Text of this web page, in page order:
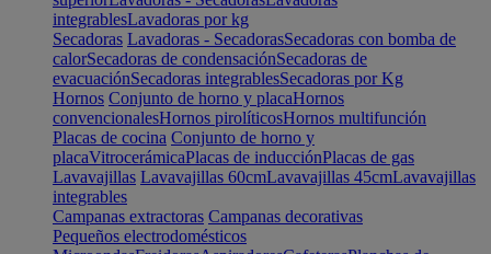
integrablesLavadoras por kg
Secadoras Lavadoras - SecadorasSecadoras con bomba de
calorSecadoras de condensaciónSecadoras de
evacuaciónSecadoras integrablesSecadoras por Kg
Hornos Conjunto de horno y placaHornos
convencionalesHornos pirolíticosHornos multifunción
Placas de cocina Conjunto de horno y
placaVitrocerámicaPlacas de inducciónPlacas de gas
Lavavajillas Lavavajillas 60cmLavavajillas 45cmLavavajillas
integrables
Campanas extractoras Campanas decorativas
Pequeños electrodomésticos